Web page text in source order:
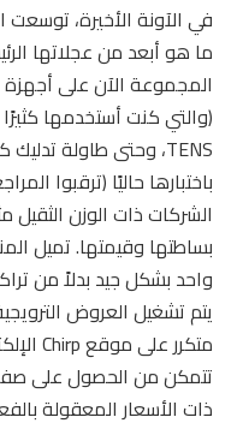
في الآونة الأخيرة، توسعت
ما هو أبعد من عجلاتها
المجموعة الآن على
(والتي كنت أستخدمها
بساطتها وقيمتها. تميل
واحد بشكل جيد بدلاً من
تتمكن من الحصول على
ذات الأسعار المعقولة